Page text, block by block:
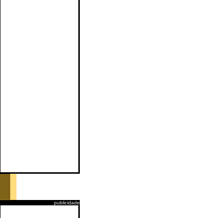
publicidade